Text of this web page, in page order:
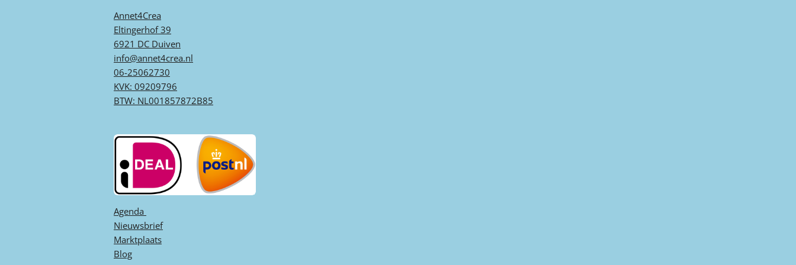
Annet4Crea
Eltingerhof 39
6921 DC Duiven
info@annet4crea.nl
06-25062730
KVK: 09209796
BTW: NL001857872B85
Agenda ​
Nieuwsbrief
Marktplaats
Blog